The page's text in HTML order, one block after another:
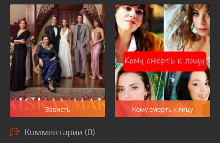
Зависть Кому смерть к лицу
Комментарии (0)